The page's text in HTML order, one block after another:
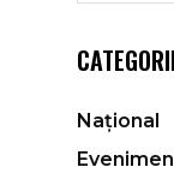
Național